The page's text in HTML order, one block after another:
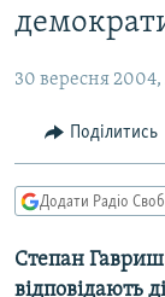
КТАТ
30 вересня 2004,
Поділитись
Додати Радіо
Степан
відповідають